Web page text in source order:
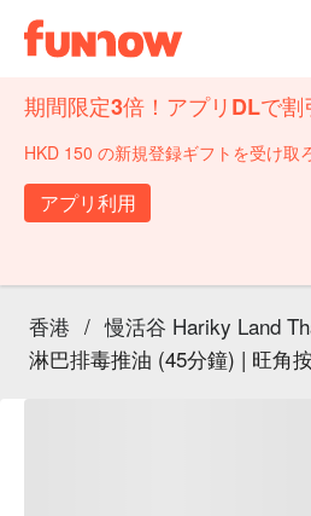
期間限定3倍！アプリDLで割
HKD 150 の新規登録ギフトを受け取
アプリ利用
香港 / 慢活谷 Hariky Land
淋巴排毒推油 (45分鐘) | 旺角